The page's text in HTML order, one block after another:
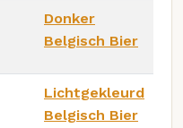
Donker
Belgisch Bier
Lichtgekleurd
Belgisch Bier